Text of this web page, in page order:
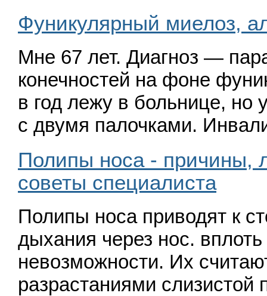
Фуникулярный миелоз,
Мне 67 лет. Диагноз —
конечностей на фоне
в год лежу в больнице,
с двумя палочками.
Полипы носа - причины,
советы специалиста
Полипы носа приводят к
дыхания через нос.
невозможности. Их
разрастаниями